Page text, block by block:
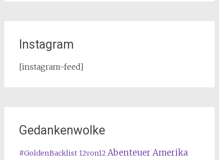
Instagram
[instagram-feed]
Gedankenwolke
#GoldenBacklist 12von12 Abenteuer Amerika